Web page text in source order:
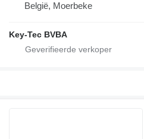
België, Moerbeke
Key-Tec BVBA